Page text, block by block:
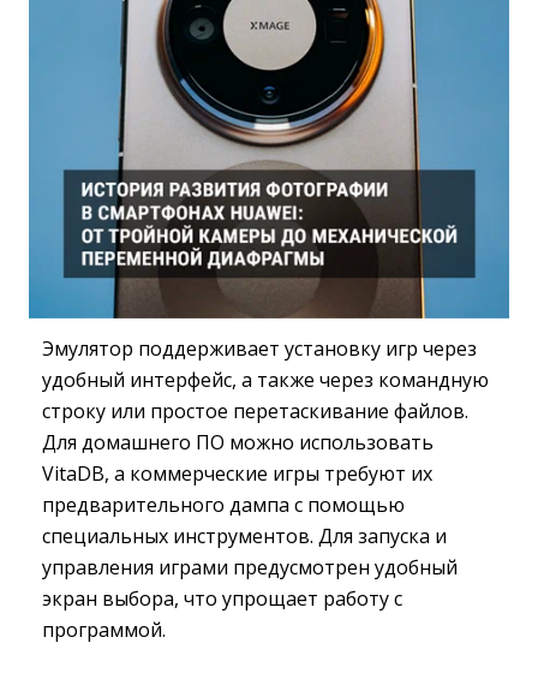
Эмулятор поддерживает установку игр через
удобный интерфейс, а также через командную
строку или простое перетаскивание файлов.
Для домашнего ПО можно использовать
VitaDB, а коммерческие игры требуют их
предварительного дампа с помощью
специальных инструментов. Для запуска и
управления играми предусмотрен удобный
экран выбора, что упрощает работу с
программой.